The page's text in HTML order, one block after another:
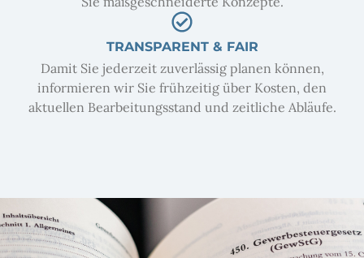
TRANSPARENT & FAIR
Damit Sie jederzeit zuverlässig planen können,
informieren wir Sie frühzeitig über Kosten, den
aktuellen Bearbeitungsstand und zeitliche Abläufe.